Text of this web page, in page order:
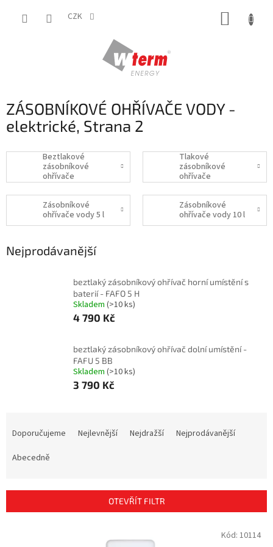
CZK
ZÁSOBNÍKOVÉ OHŘÍVAČE VODY -
elektrické, Strana 2
Beztlakové
zásobníkové
ohřívače
Tlakové
zásobníkové
ohřívače
Zásobníkové
ohřívače vody 5 l
Zásobníkové
ohřívače vody 10 l
Nejprodávanější
beztlaký zásobníkový ohřívač horní umístění s
baterií - FAFO 5 H
Skladem (>10 ks)
4 790 Kč
beztlaký zásobníkový ohřívač dolní umístění -
FAFU 5 BB
Skladem (>10 ks)
3 790 Kč
r
Doporučujeme Nejlevnější Nejdražší
Nejprodávanější
Abecedně
OTEVŘÍT FILTR
Kód: 10114